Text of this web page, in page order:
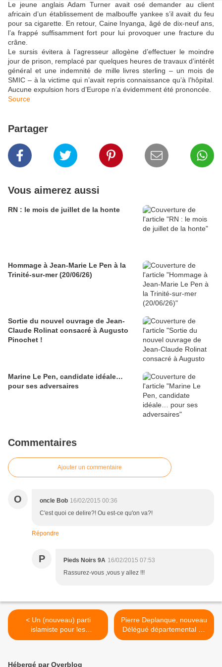
Le jeune anglais Adam Turner avait osé demander au client
africain d’un établissement de malbouffe yankee s’il avait du feu
pour sa cigarette. En retour, Caine Inyanga, âgé de dix-neuf ans,
l’a frappé suffisamment fort pour lui provoquer une fracture du
crâne.
Le sursis évitera à l’agresseur allogène d’effectuer le moindre
jour de prison, remplacé par quelques heures de travaux d’intérêt
général et une indemnité de mille livres sterling – un mois de
SMIC – à la victime qui n’avait repris connaissance qu’à l’hôpital.
Aucune expulsion hors d’Europe n’a évidemment été prononcée.
Source
Partager
Vous aimerez aussi
RN : le mois de juillet de la honte
Hommage à Jean-Marie Le Pen à la
Trinité-sur-mer (20/06/26)
Sortie du nouvel ouvrage de Jean-
Claude Rolinat consacré à Augusto
Pinochet !
Marine Le Pen, candidate idéale…
pour ses adversaires
Commentaires
Ajouter un commentaire
O oncle Bob 16/02/2015 00:36
C'est quoi ce delire?! Ou est-ce qu'on va?!
Répondre
P Pieds Noirs 9A 16/02/2015 07:53
Rassurez-vous ,vous y allez !!!
< Un (nouveau) parti
islamiste pour les
départementales
Pierre Deplanque, nouveau
Délégué départemental du
Parti de la France pour la
Hébergé par Overblog